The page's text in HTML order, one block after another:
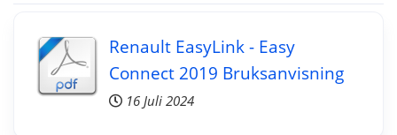
Renault EasyLink - Easy
Connect 2019 Bruksanvisning
16 Juli 2024